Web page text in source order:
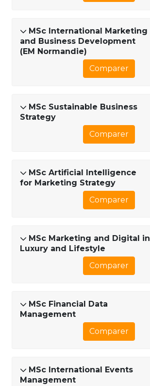
MSc International Marketing
and Business Development
(EM Normandie)
Comparer
MSc Sustainable Business
Strategy
Comparer
MSc Artificial Intelligence
for Marketing Strategy
Comparer
MSc Marketing and Digital in
Luxury and Lifestyle
Comparer
MSc Financial Data
Management
Comparer
MSc International Events
Management